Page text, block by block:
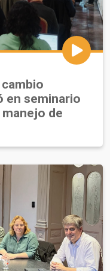
en seminario
de